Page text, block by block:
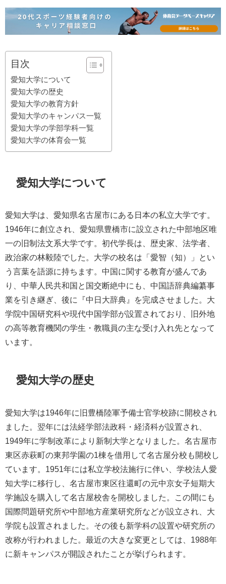
目次
愛知大学について
愛知大学の歴史
愛知大学の教育方針
愛知大学のキャンパス一覧
愛知大学の学部学科一覧
愛知大学の体育会一覧
愛知大学について
愛知大学は、愛知県名古屋市にある日本の私立大学です。
1946年に創立され、愛知県豊橋市に設立された中部地区唯
一の旧制法文系大学です。初代学長は、歴史家、法学者、
政治家の林毅陸でした。大学の校名は「愛智（知）」とい
う言葉を語源に持ちます。中国に関する教育が盛んであ
り、中華人民共和国と国交断絶中にも、中国語辞典編纂事
業を引き継ぎ、後に『中日大辞典』を完成させました。大
学院中国研究科や現代中国学部が設置されており、旧外地
の高等教育機関の学生・教職員の主な受け入れ先となって
います。
愛知大学の歴史
愛知大学は1946年に旧豊橋陸軍予備士官学校跡に開校され
ました。翌年には法経学部法政科・経済科が設置され、
1949年に学制改革により新制大学となりました。名古屋市
東区赤萩町の東邦学園の1棟を借用して名古屋分校も開校し
ています。1951年には私立学校法施行に伴い、学校法人愛
知大学に移行し、名古屋市東区往還町の元中京女子短期大
学施設を購入して名古屋校舎を開校しました。この間にも
国際問題研究所や中部地方産業研究所などが設立され、大
学院も設置されました。その後も新学科の設置や研究所の
改称が行われました。最近の大きな変更としては、1988年
に新キャンパスが開設されたことが挙げられます。